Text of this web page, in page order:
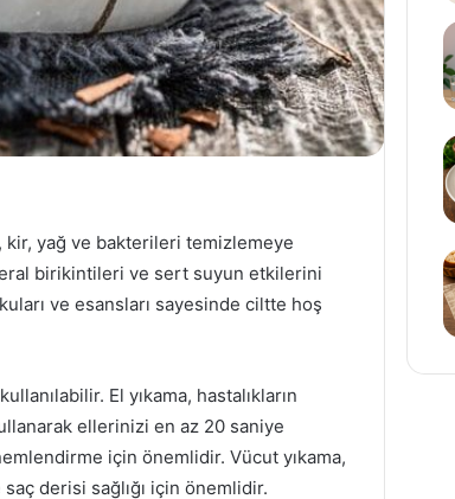
yağ ve bakterileri temizlemeye
birikintileri ve sert suyun etkilerini
ve esansları sayesinde ciltte hoş
El yıkama, hastalıkların
ellerinizi en az 20 saniye
için önemlidir. Vücut yıkama,
derisi sağlığı için önemlidir.